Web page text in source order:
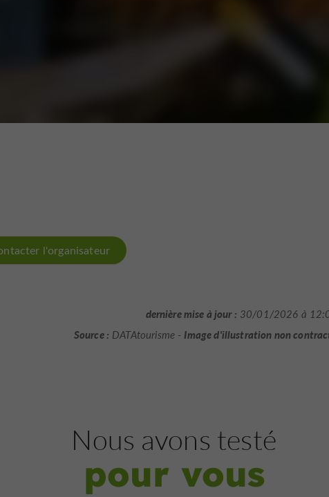
l'organisateur
dernière mise à jour : 30/01/2026 à
Source : DATAtourisme - Image d'illustration non
Nous avons testé
pour vous